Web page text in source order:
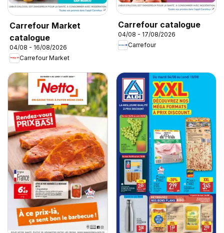
Carrefour Market
catalogue
04/08 - 16/08/2026
Carrefour Market
Carrefour catalogue
04/08 - 17/08/2026
Carrefour